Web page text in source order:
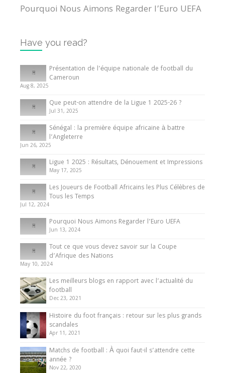
Pourquoi Nous Aimons Regarder l’Euro UEFA
Internationales
Tout ce que vous devez savoir sur la Coupe
d’Afrique des Nations
10 May 2024
Internationales
Présentation de l’équipe nationale de football
du Cameroun
8 August 2025
Have you read?
Présentation de l’équipe nationale de football du
Cameroun
Aug 8, 2025
Que peut-on attendre de la Ligue 1 2025-26 ?
Jul 31, 2025
Sénégal : la première équipe africaine à battre
l’Angleterre
Jun 26, 2025
Ligue 1 2025 : Résultats, Dénouement et Impressions
May 17, 2025
Les Joueurs de Football Africains les Plus Célèbres de
Tous les Temps
Jul 12, 2024
Pourquoi Nous Aimons Regarder l’Euro UEFA
Jun 13, 2024
Tout ce que vous devez savoir sur la Coupe
d’Afrique des Nations
May 10, 2024
Les meilleurs blogs en rapport avec l’actualité du
football
Dec 23, 2021
Histoire du foot français : retour sur les plus grands
scandales
Apr 11, 2021
Matchs de football : À quoi faut-il s’attendre cette
année ?
Nov 22, 2020